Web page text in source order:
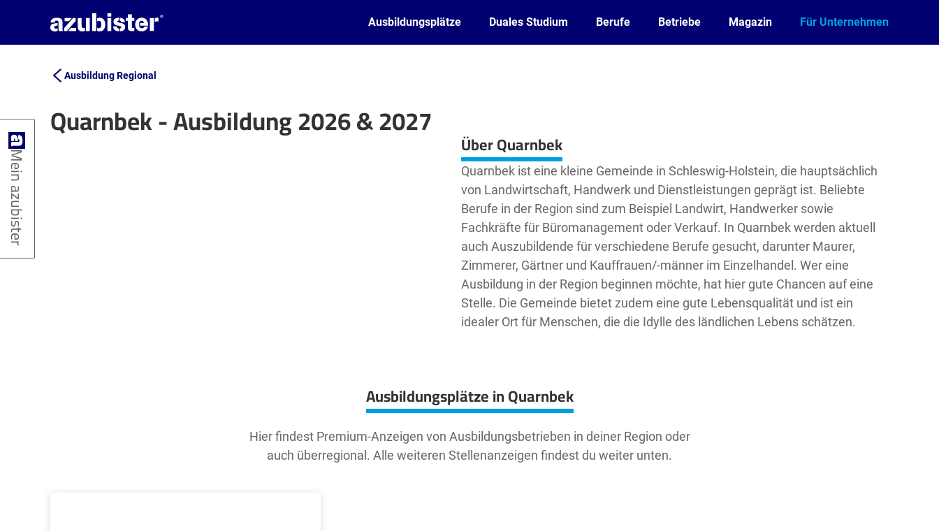
Ausbildungsplätze Duales Studium Berufe Betriebe Magazin Für Unternehmen
Ausbildung Regional
Quarnbek - Ausbildung 2026 & 2027
Leaflet| © OpenStreetMap2contributors Über Quarnbek
Quarnbek ist eine kleine Gemeinde in Schleswig-Holstein, die hauptsächlich
von Landwirtschaft, Handwerk und Dienstleistungen geprägt ist. Beliebte
Berufe in der Region sind zum Beispiel Landwirt, Handwerker sowie
Fachkräfte für Büromanagement oder Verkauf. In Quarnbek werden aktuell
auch Auszubildende für verschiedene Berufe gesucht, darunter Maurer,
Zimmerer, Gärtner und Kauffrauen/-männer im Einzelhandel. Wer eine
Ausbildung in der Region beginnen möchte, hat hier gute Chancen auf eine
Stelle. Die Gemeinde bietet zudem eine gute Lebensqualität und ist ein
idealer Ort für Menschen, die die Idylle des ländlichen Lebens schätzen.
Ausbildungsplätze in Quarnbek
Hier findest Premium-Anzeigen von Ausbildungsbetrieben in deiner Region oder
auch überregional. Alle weiteren Stellenanzeigen findest du weiter unten.
Mein azubister